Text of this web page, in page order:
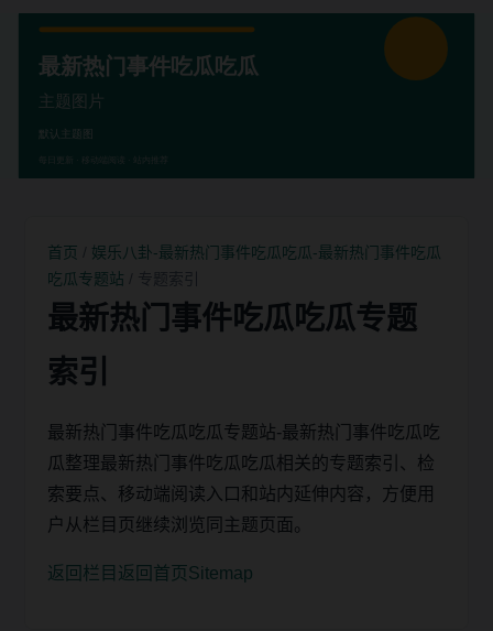
首页
娱乐八卦-最新热门事件吃瓜吃瓜-最新热门事件吃瓜
吃瓜专题站
最新热门事件吃瓜吃瓜专题
索引
最新热门事件吃瓜吃瓜专题站-最新热门事件吃瓜吃
瓜整理最新热门事件吃瓜吃瓜相关的专题索引、检
索要点、移动端阅读入口和站内延伸内容，方便用
户从栏目页继续浏览同主题页面。
返回栏目 返回首页 Sitemap